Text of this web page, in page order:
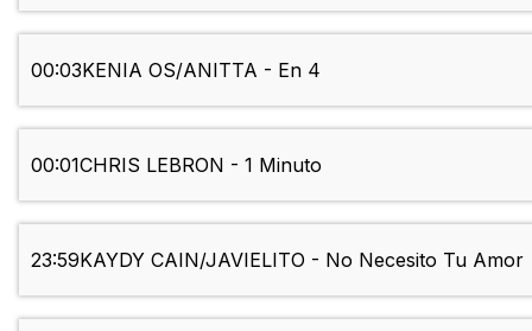
00:03KENIA OS/ANITTA - En 4
00:01CHRIS LEBRON - 1 Minuto
23:59KAYDY CAIN/JAVIELITO - No Necesito Tu Amor